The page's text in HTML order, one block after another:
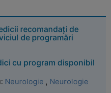
recomandați de
de programări
cu program disponibil
Neurologie , Neurologie